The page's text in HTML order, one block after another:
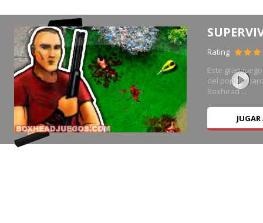
Rating
Este gran
del popular
Boxhead ...